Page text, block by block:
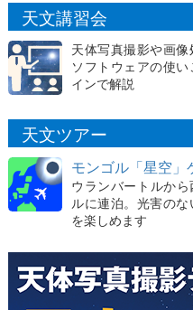
天文講習会
天体写真撮影や画
ソフトウェアの使
インで解説
天文ツアー
モンゴル「星空」
ウランバートルか
ルに連泊。光害の
を楽しめます